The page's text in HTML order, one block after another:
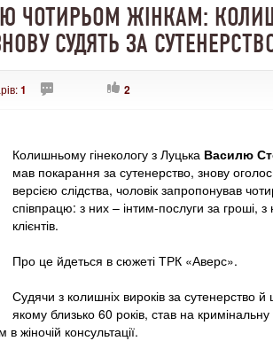
ЧОТИРЬОМ ЖІНКАМ:
СУДЯТЬ ЗА
1 2
Колишньому гінекологу з Луцька Василю
мав покарання за сутенерство, знову
версією слідства, чоловік запропонував
співпрацю: з них – інтим-послуги за гроші,
клієнтів.
Про це йдеться в сюжеті ТРК «Аверс».
Судячи з колишніх вироків за сутенерство
якому близько 60 років, став на
жіночій консультації.